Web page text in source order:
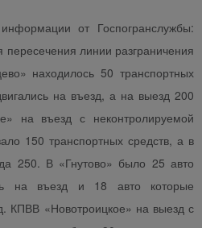
от Госпогранслужбы:
пересечения линии разграничения
находилось 50 транспортных
на въезд, а на выезд 200
на въезд с неконтролируемой
150 транспортных средств, а в
250. В «Гнутово» было 25 авто
на въезд и 18 авто которые
КПВВ «Новотроицкое» на выезд с